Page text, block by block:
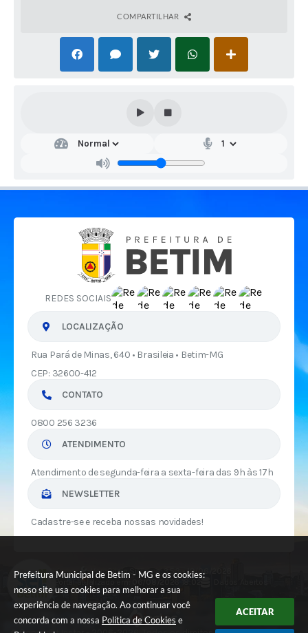
Prefeitura Municipal de Betim - MG e os cookies:
nosso site usa cookies para melhorar a sua
experiência de navegação. Ao continuar você
concorda com a nossa Política de Cookies e
ACEITAR
COMPARTILHAR
REDES SOCIAIS
LOCALIZAÇÃO
Rua Pará de Minas, 640 • Brasileia • Betim-MG
CEP: 32600-412
CONTATO
0800 256 3236
ATENDIMENTO
Atendimento de segunda-feira a sexta-feira das 9h às 17h
NEWSLETTER
Cadastre-se e receba nossas novidades!
Versão do Sistema:3.5.3 - 19/06/2026
Portal atualizado em: